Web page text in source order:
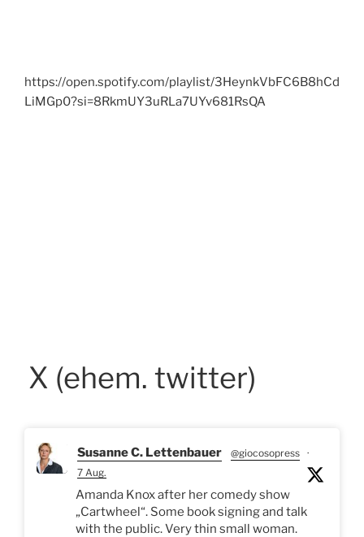
https://open.spotify.com/playlist/3HeynkVbFC6B8hCd
LiMGp0?si=8RkmUY3uRLa7UYv681RsQA
X (ehem. twitter)
Susanne C. Lettenbauer @giocosopress ·
7 Aug.
Amanda Knox after her comedy show
„Cartwheel“. Some book signing and talk
with the public. Very thin small woman.